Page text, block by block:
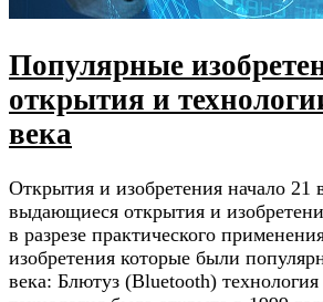
Популярные
открытия и
века
Открытия и изобретения начало 21
выдающиеся открытия и
в разрезе практического
изобретения которые были
века: Блютуз (Bluetooth)